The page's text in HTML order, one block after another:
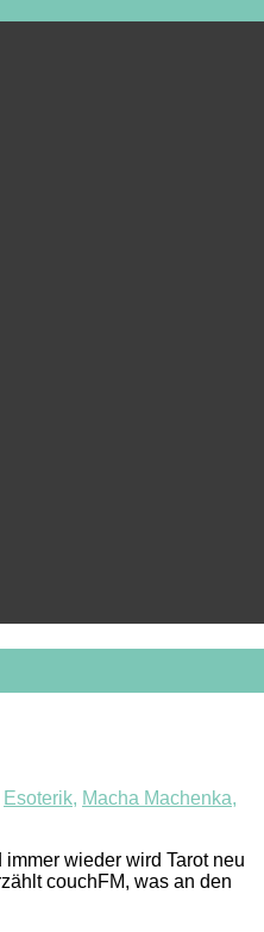
Esoterik, Macha Machenka,
wieder wird Tarot neu
couchFM, was an den